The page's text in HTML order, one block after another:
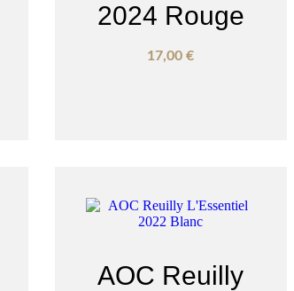
2024 Rouge
17,00€
AOC Reuilly